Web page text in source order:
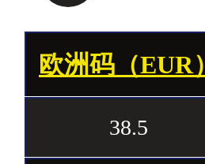
欧洲码（EUR）
38.5